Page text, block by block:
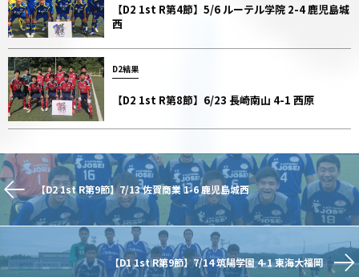
【D2 1st R第4節】5/6 ルーテル学院 2-4 鹿児島城
西
D2結果
【D2 1st R第8節】6/23 長崎南山 4-1 西原
【D2 1st R第9節】7/13 佐賀商業 1-6 鹿児島城西
【D1 1st R第9節】7/14 筑陽学園 4-1 東海大福岡